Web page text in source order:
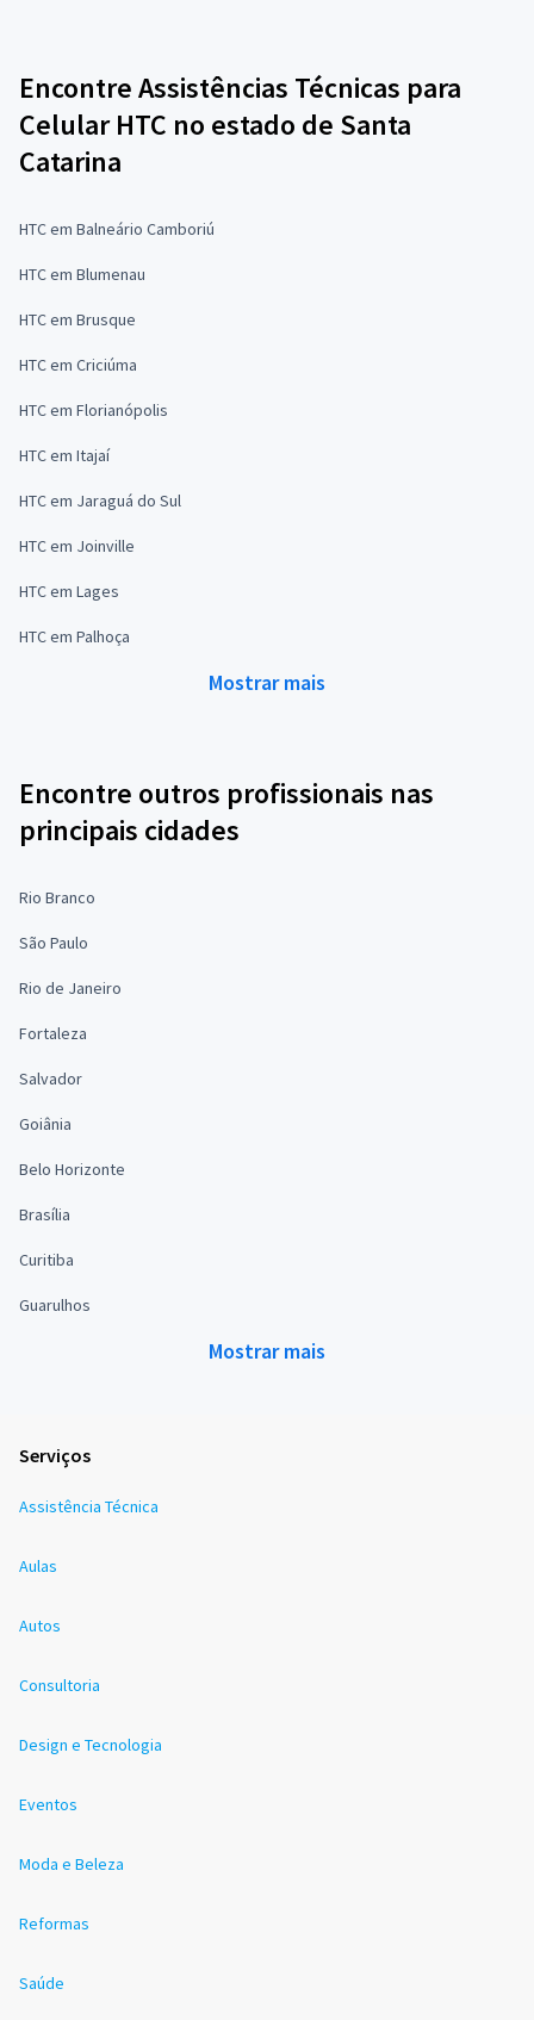
Encontre Assistências Técnicas para
Celular HTC no estado de Santa
Catarina
HTC em Balneário Camboriú
HTC em Blumenau
HTC em Brusque
HTC em Criciúma
HTC em Florianópolis
HTC em Itajaí
HTC em Jaraguá do Sul
HTC em Joinville
HTC em Lages
HTC em Palhoça
Mostrar mais
Encontre outros profissionais nas
principais cidades
Rio Branco
São Paulo
Rio de Janeiro
Fortaleza
Salvador
Goiânia
Belo Horizonte
Brasília
Curitiba
Guarulhos
Mostrar mais
Serviços
Assistência Técnica
Aulas
Autos
Consultoria
Design e Tecnologia
Eventos
Moda e Beleza
Reformas
Saúde